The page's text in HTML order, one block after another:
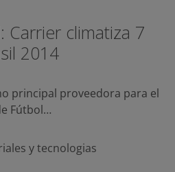
Carrier climatiza 7
2014
principal proveedora para el
Fútbol…
y tecnologias